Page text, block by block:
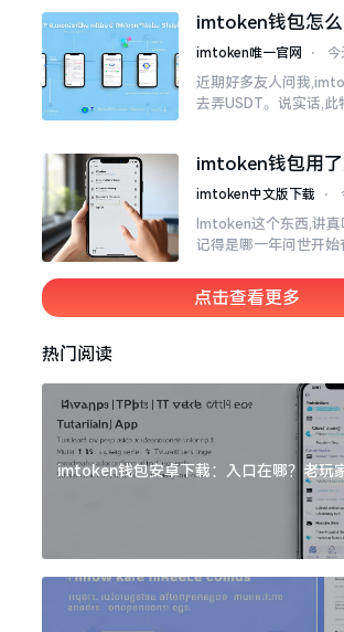
imtoken钱包怎
手教你简单三步搞
imtoken唯一官网 ⋅ 今
近期好多友人问我
去弄USDT。说实话,此
imtoken钱包用
到底多少年了？
imtoken中文版下载 ⋅
Imtoken这个东西,讲
记得是哪一年问世开始
变得热门起来了,一直
多快要十年的时间了。
点击查看更多
热门阅读
imtoken钱包安卓下载：入口在哪？老玩